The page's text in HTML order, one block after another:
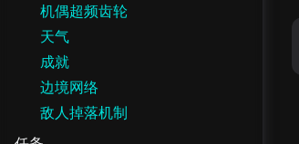
机偶超频齿轮
天气
成就
边境网络
敌人掉落机制